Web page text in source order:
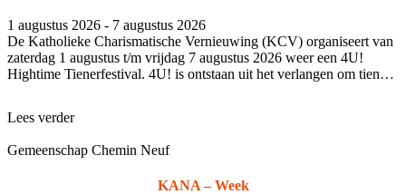
1 augustus 2026 - 7 augustus 2026
De Katholieke Charismatische Vernieuwing (KCV) organiseert van
zaterdag 1 augustus t/m vrijdag 7 augustus 2026 weer een 4U!
Hightime Tienerfestival. 4U! is ontstaan uit het verlangen om tieners
Lees verder
Gemeenschap Chemin Neuf
KANA – Week